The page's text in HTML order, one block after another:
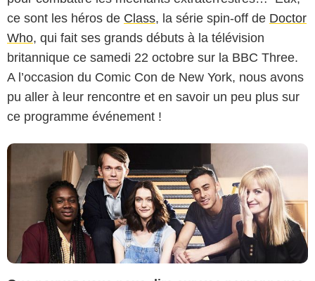
ce sont les héros de Class, la série spin-off de Doctor
Who, qui fait ses grands débuts à la télévision
britannique ce samedi 22 octobre sur la BBC Three.
A l’occasion du Comic Con de New York, nous avons
pu aller à leur rencontre et en savoir un peu plus sur
ce programme événement !